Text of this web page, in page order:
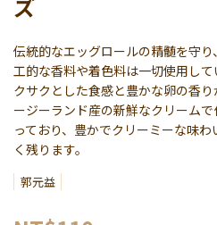
ズ
伝統的なエッグロールの精髄を守
工的な香料や着色料は一切使用し
クサクとした食感と豊かな卵の香
ージーランド産の新鮮なクリーム
っており、豊かでクリーミーな味
く残ります。
郭元益